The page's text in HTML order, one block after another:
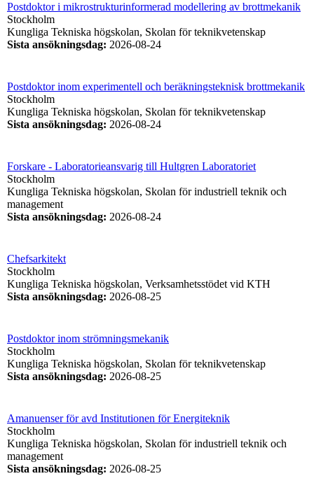
Postdoktor i mikrostrukturinformerad modellering av brottmekanik
Stockholm
Kungliga Tekniska högskolan, Skolan för teknikvetenskap
Sista ansökningsdag: 2026-08-24
Postdoktor inom experimentell och beräkningsteknisk brottmekanik
Stockholm
Kungliga Tekniska högskolan, Skolan för teknikvetenskap
Sista ansökningsdag: 2026-08-24
Forskare - Laboratorieansvarig till Hultgren Laboratoriet
Stockholm
Kungliga Tekniska högskolan, Skolan för industriell teknik och
management
Sista ansökningsdag: 2026-08-24
Chefsarkitekt
Stockholm
Kungliga Tekniska högskolan, Verksamhetsstödet vid KTH
Sista ansökningsdag: 2026-08-25
Postdoktor inom strömningsmekanik
Stockholm
Kungliga Tekniska högskolan, Skolan för teknikvetenskap
Sista ansökningsdag: 2026-08-25
Amanuenser för avd Institutionen för Energiteknik
Stockholm
Kungliga Tekniska högskolan, Skolan för industriell teknik och
management
Sista ansökningsdag: 2026-08-25